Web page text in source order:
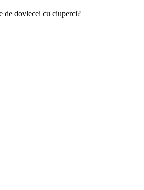
de dovlecei cu ciuperci?